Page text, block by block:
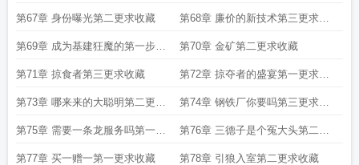
求收藏 求收藏
第67章 身份曝光第二更求收藏 第68章 廉价的新技术第三更求收
藏
第69章 成为基建狂魔的第一步第
一更求收
第70章 金矿第二更求收藏
第71章 掠食者第三更求收藏 第72章 掠夺者的盛宴第一更求收
藏
第73章 哪来来的大聪明第二更求
收藏
第74章 钢铁厂你要吗第三更求收
藏
第75章 需要一条龙服务吗第一更
求收藏
第76章 三德子是个冤大头第二更
求收藏
第77章 买一赠一第一更求收藏 第78章 引狼入室第二更求收藏